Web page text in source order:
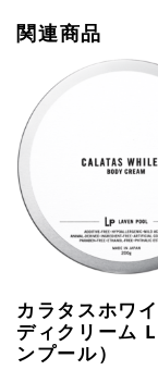
関連商品
カラタスホワ
ディクリーム
ンプール）